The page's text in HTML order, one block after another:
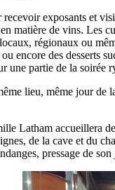
exposants et
matière de vins. Les
régionaux ou
encore des desserts
une partie de la
lieu, même jour de
Latham accueillera
de la cave et du
pressage de